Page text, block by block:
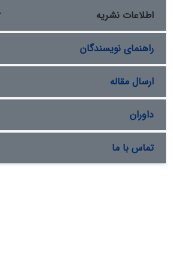
اطلاعات نشریه
راهنمای نویسندگان
ارسال مقاله
داوران
تماس با ما